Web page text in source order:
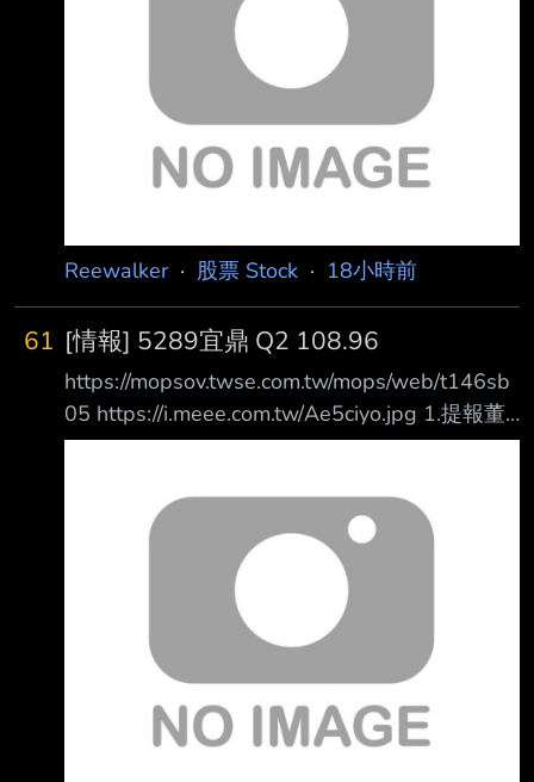
傷，加上工地過去曾挖掘出史前人骨遺骸，外界
因此出現不少 民俗傳聞。適逢關聖帝君聖誕，
廠區於6日下午1時邀請布袋戲團進場演出，祈求
施工平安 順利。對此，民俗專家廖大乙表示，
工地搭棚演戲除了替神明祝壽，也有安撫地方無
形眾 生的民俗意涵。 曾挖出45
Reewalker· 股票 Stock · 18小時前
61 [情報] 5289宜鼎 Q2 108.96
https://mopsov.twse.com.tw/mops/web/t146sb
05 https://i.meee.com.tw/Ae5ciyo.jpg 1.提報董
事會或經董事會決議日期:115/08/06 2.審計委員
務資訊報導期間 起訖日期
(XXX/XX/XX~XXX/XX/XX):115/01/01~115/06/
30 4.1月1日累計至本期止營業收入(仟
元):35,626,019 5.1月1日累計至本期止營業毛利
(毛損) (仟元):22,